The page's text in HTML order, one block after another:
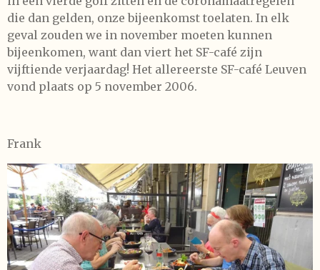
die dan gelden, onze bijeenkomst toelaten. In elk
geval zouden we in november moeten kunnen
bijeenkomen, want dan viert het SF-café zijn
vijftiende verjaardag! Het allereerste SF-café Leuven
vond plaats op 5 november 2006.
Frank